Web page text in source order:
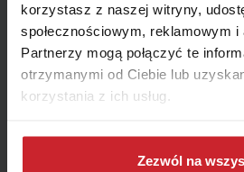
korzystasz z naszej witryny,
społecznościowym, reklamowym i
Partnerzy mogą połączyć te
otrzymanymi od Ciebie lub
korzystania z ich usług.
Dowiedz się więcej na temat tego,
można się z nami skontaktować i
Zezwól na
Mercedes klasy A – historia
Pamiętamy jeszcze czasy, kiedy po
Mercedesy jako symbol luksusu. Zwykli
FSO, a człowiek sukcesu w starym
Niemiec. Od tamtego czasu wiele się
charakterystycznym trójramiennym